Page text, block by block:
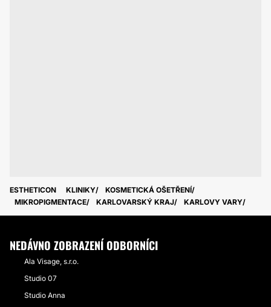
ESTHETICON KLINIKY
KOSMETICKÁ OŠETŘENÍ
MIKROPIGMENTACE
KARLOVARSKÝ KRAJ KARLOVY VARY
NEDÁVNO ZOBRAZENÍ ODBORNÍCI
Ala Visage, s.r.o.
Studio 07
Studio Anna